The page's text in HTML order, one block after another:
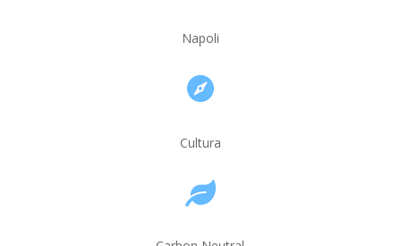
Napoli

Cultura
